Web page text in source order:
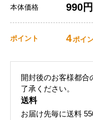
本体価格 990円
ポイント 4ポイ
開封後のお客様都合
了承ください。
送料
お届け先毎に送料